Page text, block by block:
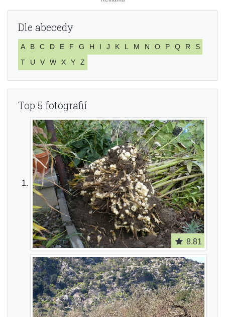
Dle abecedy
A B C D E F G H I J K L M N O P Q R
S
T
U V W X Y Z
Top 5 fotografií
8.81